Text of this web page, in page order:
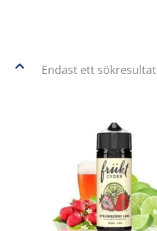
Endast ett sökresultat